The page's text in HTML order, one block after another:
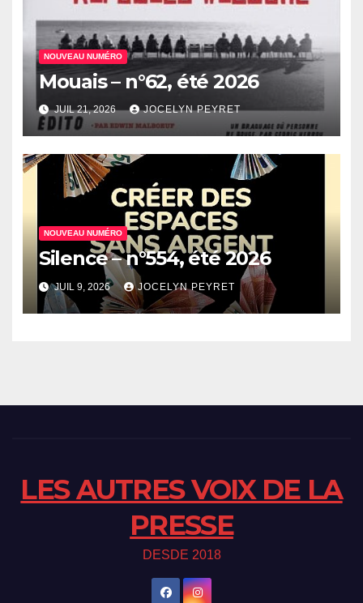
NOUVEAU NUMÉRO
Mouais – n°62, été 2026
JUIL 21, 2026 JOCELYN PEYRET
NOUVEAU NUMÉRO
Silence – n°554, été 2026
JUIL 9, 2026 JOCELYN PEYRET
LES AUTRES VOIX DE LA
PRESSE
DESDE 2018